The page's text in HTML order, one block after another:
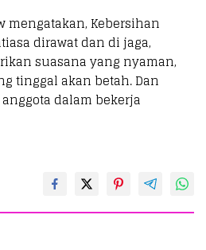
mengatakan, Kebersihan
dirawat dan di jaga,
suasana yang nyaman,
tinggal akan betah. Dan
dalam bekerja